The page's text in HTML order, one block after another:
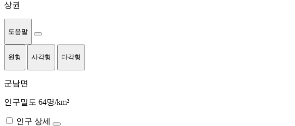
상권
도움말
원형 사각형 다각형
군남면
인구밀도 64명/km²
인구 상세